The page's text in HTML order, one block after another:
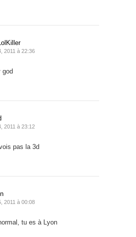
2011 à 22:36
god
2011 à 23:12
pas la 3d
2011 à 00:08
tu es à Lyon